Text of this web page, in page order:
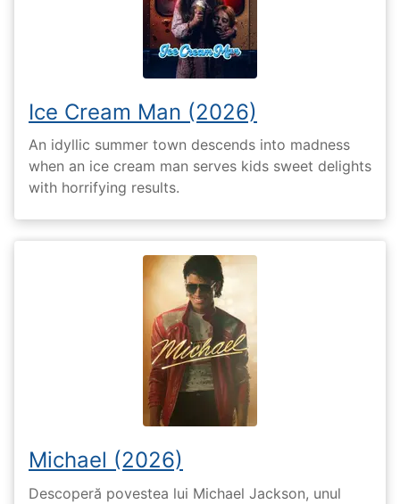
Ice Cream Man (2026)
An idyllic summer town descends into madness
when an ice cream man serves kids sweet delights
with horrifying results.
Michael (2026)
Descoperă povestea lui Michael Jackson, unul